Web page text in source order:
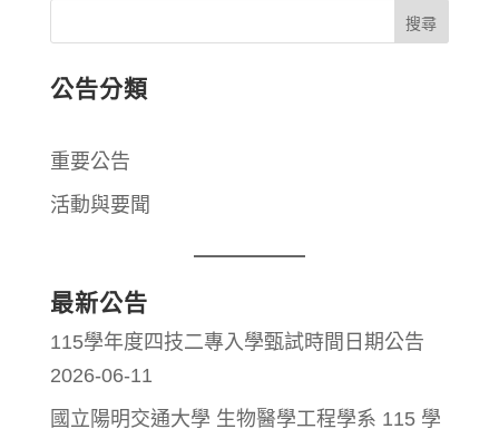
公告分類
重要公告
活動與要聞
最新公告
115學年度四技二專入學甄試時間日期公告
2026-06-11
國立陽明交通大學 生物醫學工程學系 115 學